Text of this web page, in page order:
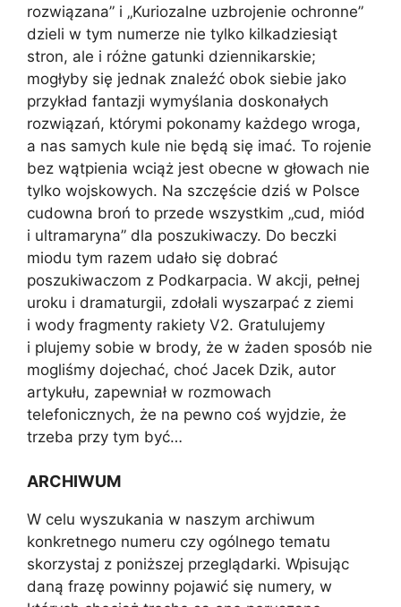
rozwiązana” i „Kuriozalne uzbrojenie ochronne”
dzieli w tym numerze nie tylko kilkadziesiąt
stron, ale i różne gatunki dziennikarskie;
mogłyby się jednak znaleźć obok siebie jako
przykład fantazji wymyślania doskonałych
rozwiązań, którymi pokonamy każdego wroga,
a nas samych kule nie będą się imać. To rojenie
bez wątpienia wciąż jest obecne w głowach nie
tylko wojskowych. Na szczęście dziś w Polsce
cudowna broń to przede wszystkim „cud, miód
i ultramaryna” dla poszukiwaczy. Do beczki
miodu tym razem udało się dobrać
poszukiwaczom z Podkarpacia. W akcji, pełnej
uroku i dramaturgii, zdołali wyszarpać z ziemi
i wody fragmenty rakiety V2. Gratulujemy
i plujemy sobie w brody, że w żaden sposób nie
mogliśmy dojechać, choć Jacek Dzik, autor
artykułu, zapewniał w rozmowach
telefonicznych, że na pewno coś wyjdzie, że
trzeba przy tym być…
ARCHIWUM
W celu wyszukania w naszym archiwum
konkretnego numeru czy ogólnego tematu
skorzystaj z poniższej przeglądarki. Wpisując
daną frazę powinny pojawić się numery, w